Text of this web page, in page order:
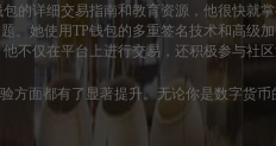
的详细交易指南和教育资源，他很快就
。她使用TP钱包的多重签名技术和高级
不仅在平台上进行交易，还积极参与社
方面都有了显著提升。无论你是数字货